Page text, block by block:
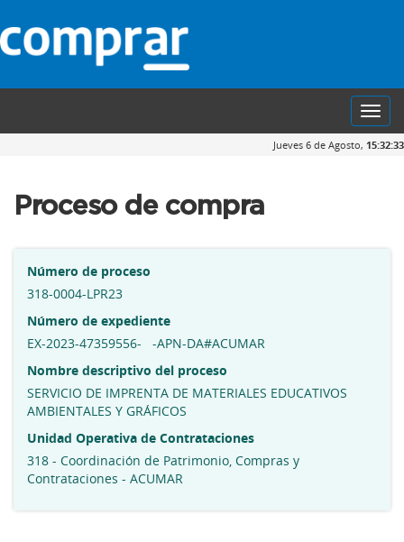
Jueves 6 de Agosto, 15:32:34
Proceso de compra
Número de proceso
318-0004-LPR23
Número de expediente
EX-2023-47359556- -APN-DA#ACUMAR
Nombre descriptivo del proceso
SERVICIO DE IMPRENTA DE MATERIALES EDUCATIVOS
AMBIENTALES Y GRÁFICOS
Unidad Operativa de Contrataciones
318 - Coordinación de Patrimonio, Compras y
Contrataciones - ACUMAR